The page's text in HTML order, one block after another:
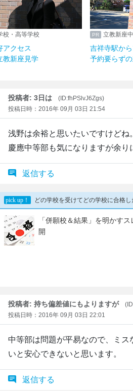
校・高等学校
アクセス
教新座見学
立教新座
吉祥寺駅か
予約要らず
投稿者: 3日は
(ID:fhPSlvJ6Zgs)
投稿日時：2016年 09月 03日 21:54
浅野は余裕と思いたいですけどね。
慶應中等部も気になりますが余り
返信する
投稿者: 持ち偏差値にもよりますが
投稿日時：2016年 09月 03日 22:01
中等部は問題が平易なので、ミス
いと安心できないと思います。
返信する